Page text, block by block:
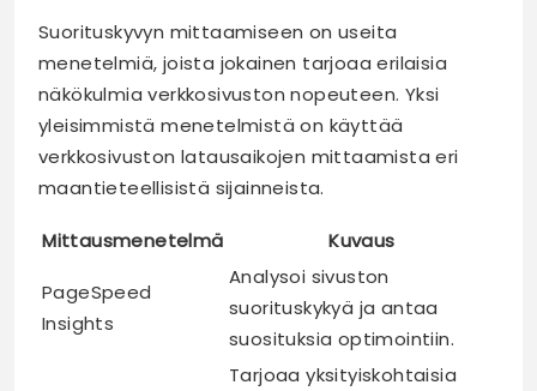
Suorituskyvyn mittaamiseen on useita
menetelmiä, joista jokainen tarjoaa erilaisia
näkökulmia verkkosivuston nopeuteen. Yksi
yleisimmistä menetelmistä on käyttää
verkkosivuston latausaikojen mittaamista eri
maantieteellisistä sijainneista.
Mittausmenetelmä Kuvaus
PageSpeed
Insights
Analysoi sivuston
suorituskykyä ja antaa
suosituksia optimointiin.
Tarjoaa yksityiskohtaisia